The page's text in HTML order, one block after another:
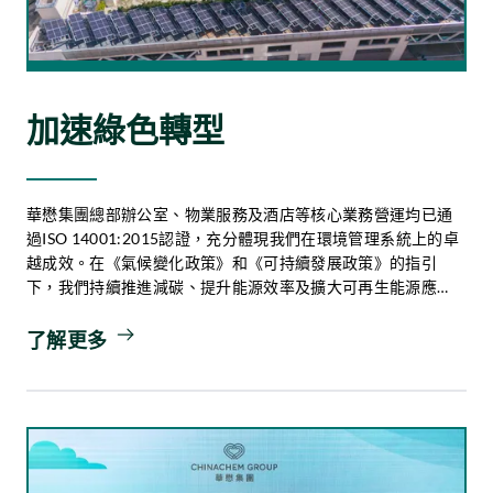
加速綠色轉型
華懋集團總部辦公室、物業服務及酒店等核心業務營運均已通
過ISO 14001:2015認證，充分體現我們在環境管理系統上的卓
越成效。在《氣候變化政策》和《可持續發展政策》的指引
下，我們持續推進減碳、提升能源效率及擴大可再生能源應
了解更多